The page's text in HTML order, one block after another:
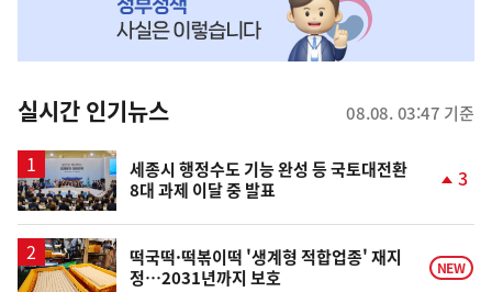
뉴
스
실시간 인기뉴스 08.08. 03:47 기준
세종시 행정수도 기능 완성 등 국토대전환
8대 과제 이달 중 발표
상
승
3
떡국떡·떡볶이떡 '생계형 적합업종' 재지
정…2031년까지 보호
NEW